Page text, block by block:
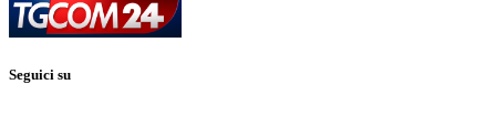
Seguici su